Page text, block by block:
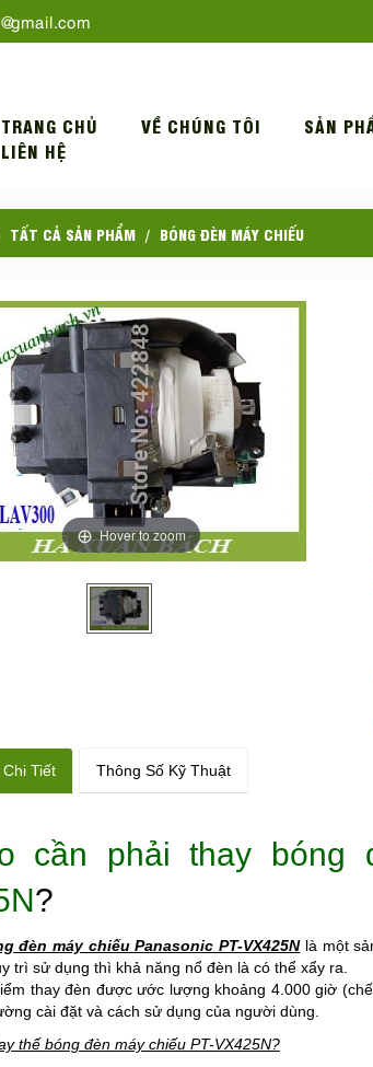
TRANG CHỦ VỀ CHÚNG TÔI SẢN
LIÊN HỆ
TẤT CẢ SẢN PHẨM BÓNG ĐÈN MÁY CHIẾU
Hover to zoom
Tiết Thông Số Kỹ Thuật
cần phải thay bóng
?
đèn máy chiếu Panasonic PT-VX425Nlà một
trì sử dụng thì khả năng nổ đèn là có thể xẩy ra.
thay đèn được ước lượng khoảng 4.000 giờ
cài đặt và cách sử dụng của người dùng.
thế bóng đèn máy chiếu PT-VX425N?